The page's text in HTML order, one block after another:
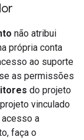
não atribui
própria conta
ao suporte
as permissões
do projeto
vinculado
acesso a
faça o